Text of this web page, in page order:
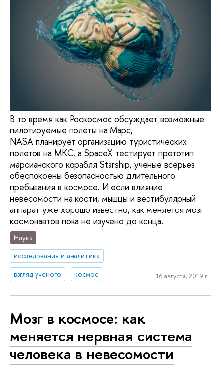
В то время как Роскосмос обсуждает возможные
пилотируемые полеты на Марс,
NASA планирует организацию туристических
полетов на МКС, а SpaceX тестирует прототип
марсианского корабля Starship, ученые всерьез
обеспокоены безопасностью длительного
пребывания в космосе. И если влияние
невесомости на кости, мышцы и вестибулярный
аппарат уже хорошо известно, как меняется мозг
космонавтов пока не изучено до конца.
Наука
исследования и аналитика
взгляд ученого
космос 16 августа, 2019 г.
Мозг в космосе: как
меняется нервная система
человека в невесомости